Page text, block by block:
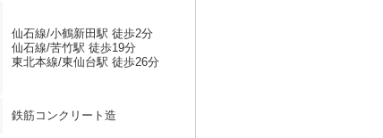
仙石線/小鶴新田駅 徒歩2分
仙石線/苦竹駅 徒歩19分
東北本線/東仙台駅 徒歩26分
鉄筋コンクリート造